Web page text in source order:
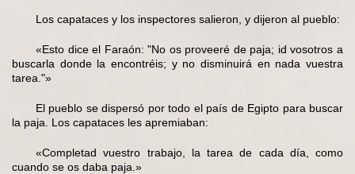
Los capataces y los inspectores salieron, y dijeron al pueblo:
«Esto dice el Faraón: "No os proveeré de paja; id vosotros a
buscarla donde la encontréis; y no disminuirá en nada vuestra
tarea."»
El pueblo se dispersó por todo el país de Egipto para buscar
la paja. Los capataces les apremiaban:
«Completad vuestro trabajo, la tarea de cada día, como
cuando se os daba paja.»